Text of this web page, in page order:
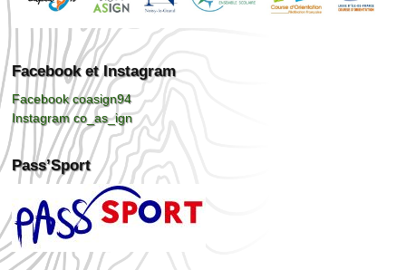
Facebook et Instagram
Facebook coasign94
Instagram co_as_ign
Pass’Sport